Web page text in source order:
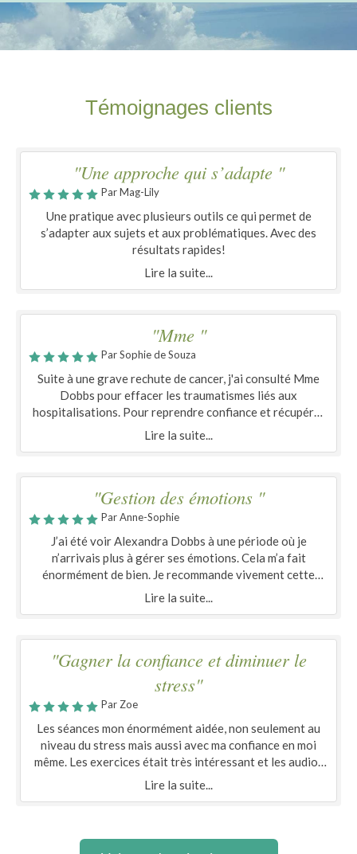
Témoignages clients
"Une approche qui s’adapte "
Par Mag-Lily
Une pratique avec plusieurs outils ce qui permet de
s’adapter aux sujets et aux problématiques. Avec des
résultats rapides!
Lire la suite...
"Mme "
Par Sophie de Souza
Suite à une grave rechute de cancer, j'ai consulté Mme
Dobbs pour effacer les traumatismes liés aux
hospitalisations. Pour reprendre confiance et récupérer
des capacités cognitives. Je recommande cette
Lire la suite...
"Gestion des émotions "
Par Anne-Sophie
J’ai été voir Alexandra Dobbs à une période où je
n’arrivais plus à gérer ses émotions. Cela m’a fait
énormément de bien. Je recommande vivement cette
praticienne !
Lire la suite...
"Gagner la confiance et diminuer le
stress"
Par Zoe
Les séances mon énormément aidée, non seulement au
niveau du stress mais aussi avec ma confiance en moi
même. Les exercices était très intéressant et les audios
personalisés étaient utiles. Merci beaucoup pour les
Lire la suite...